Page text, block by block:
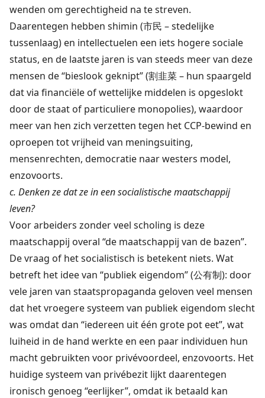
wenden om gerechtigheid na te streven.
Daarentegen hebben shimin (市民 – stedelijke
tussenlaag) en intellectuelen een iets hogere sociale
status, en de laatste jaren is van steeds meer van deze
mensen de “bieslook geknipt” (割韭菜 – hun spaargeld
dat via financiële of wettelijke middelen is opgeslokt
door de staat of particuliere monopolies), waardoor
meer van hen zich verzetten tegen het CCP-bewind en
oproepen tot vrijheid van meningsuiting,
mensenrechten, democratie naar westers model,
enzovoorts.
c. Denken ze dat ze in een socialistische maatschappij
leven?
Voor arbeiders zonder veel scholing is deze
maatschappij overal “de maatschappij van de bazen”.
De vraag of het socialistisch is betekent niets. Wat
betreft het idee van “publiek eigendom” (公有制): door
vele jaren van staatspropaganda geloven veel mensen
dat het vroegere systeem van publiek eigendom slecht
was omdat dan “iedereen uit één grote pot eet”, wat
luiheid in de hand werkte en een paar individuen hun
macht gebruikten voor privévoordeel, enzovoorts. Het
huidige systeem van privébezit lijkt daarentegen
ironisch genoeg “eerlijker”, omdat ik betaald kan